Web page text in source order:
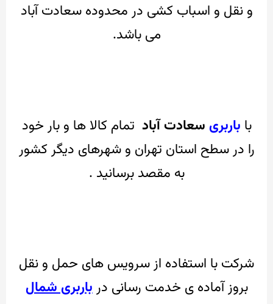
و نقل و اسباب کشی در محدوده سعادت آباد
می باشد.
با باربری سعادت آباد تمام کالا ها و بار خود
را در سطح استان تهران و شهرهای دیگر کشور
به مقصد برسانید .
شرکت با استفاده از سرویس های حمل و نقل
بروز آماده ی خدمت رسانی درباربری شمال